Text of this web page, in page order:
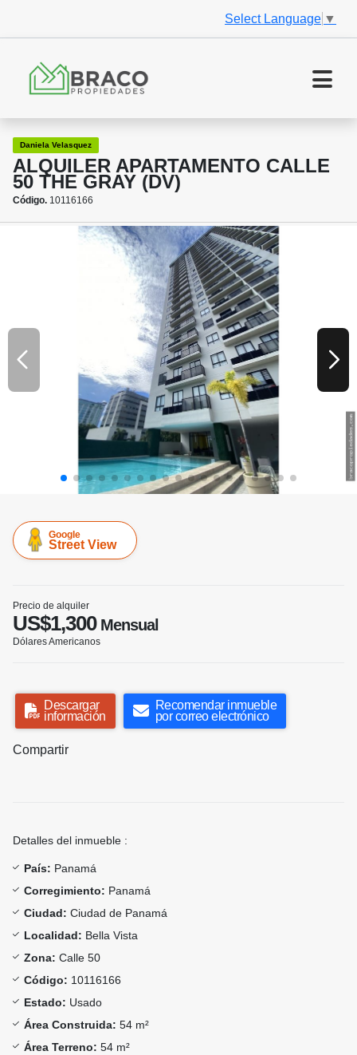
Select Language ▼
Daniela Velasquez
ALQUILER APARTAMENTO CALLE
50 THE GRAY (DV)
Código. 10116166
Google
Street View
Precio de alquiler
US$1,300Mensual
Dólares Americanos
Descargar
información
Recomendar inmueble
por correo electrónico
Compartir
Detalles del inmueble :
País: Panamá
Corregimiento: Panamá
Ciudad: Ciudad de Panamá
Localidad: Bella Vista
Zona: Calle 50
Código: 10116166
Estado: Usado
Área Construida: 54 m²
Área Terreno: 54 m²